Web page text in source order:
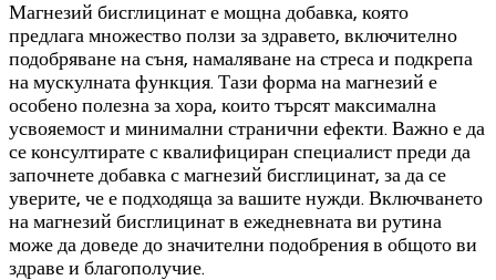
Магнезий бисглицинат е мощна добавка, която
предлага множество ползи за здравето, включително
подобряване на съня, намаляване на стреса и подкрепа
на мускулната функция. Тази форма на магнезий е
особено полезна за хора, които търсят максимална
усвояемост и минимални странични ефекти. Важно е да
се консултирате с квалифициран специалист преди да
започнете добавка с магнезий бисглицинат, за да се
уверите, че е подходяща за вашите нужди. Включването
на магнезий бисглицинат в ежедневната ви рутина
може да доведе до значителни подобрения в общото ви
здраве и благополучие.